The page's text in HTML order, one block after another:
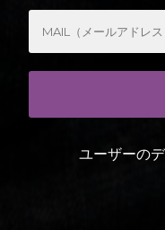
ユーザーの